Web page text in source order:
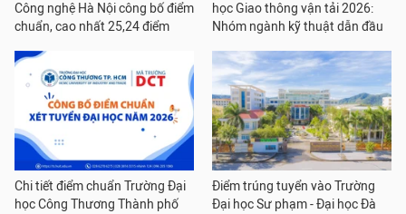
Công nghệ Hà Nội công bố điểm
chuẩn, cao nhất 25,24 điểm
học Giao thông vận tải 2026:
Nhóm ngành kỹ thuật dẫn đầu
Chi tiết điểm chuẩn Trường Đại
học Công Thương Thành phố
Điểm trúng tuyển vào Trường
Đại học Sư phạm - Đại học Đà